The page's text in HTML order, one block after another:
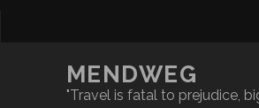
MENDWEG
"Travel is fatal to prejudice,